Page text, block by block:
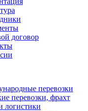
договор
перевозки
перевозки, фрахт
логистики